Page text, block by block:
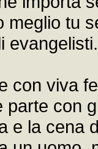
meglio tu
evangelisti.
viva
parte con
e la cena